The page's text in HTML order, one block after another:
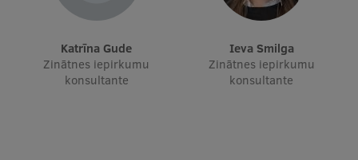
Katrīna Gude
Zinātnes iepirkumu
konsultante
Ieva Smilga
Zinātnes iepirkumu
konsultante